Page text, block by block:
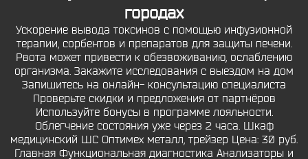
городах
Ускорение вывода токсинов с помощью инфузионной
терапии, сорбентов и препаратов для защиты печени.
Рвота может привести к обезвоживанию, ослаблению
организма. Закажите исследования с выездом на дом
Запишитесь на онлайн- консультацию специалиста
Проверьте скидки и предложения от партнёров
Используйте бонусы в программе лояльности.
Облегчение состояния уже через 2 часа. Шкаф
медицинский ШС Оптимех металл, трейзер Цена: 30 руб.
Главная Функциональная диагностика Анализаторы и